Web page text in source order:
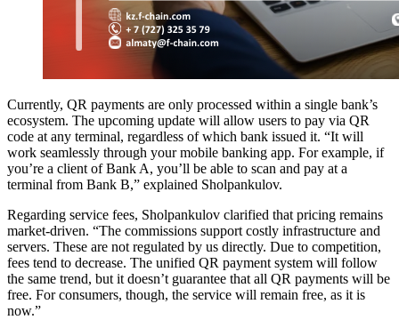
Currently, QR payments are only processed within a single bank’s
ecosystem. The upcoming update will allow users to pay via QR
code at any terminal, regardless of which bank issued it. “It will
work seamlessly through your mobile banking app. For example, if
you’re a client of Bank A, you’ll be able to scan and pay at a
terminal from Bank B,” explained Sholpankulov.
Regarding service fees, Sholpankulov clarified that pricing remains
market-driven. “The commissions support costly infrastructure and
servers. These are not regulated by us directly. Due to competition,
fees tend to decrease. The unified QR payment system will follow
the same trend, but it doesn’t guarantee that all QR payments will be
free. For consumers, though, the service will remain free, as it is
now.”